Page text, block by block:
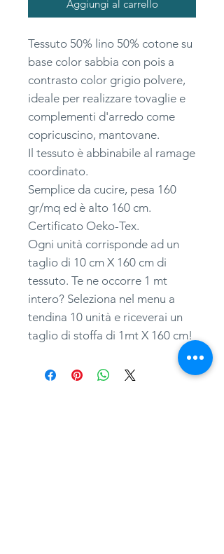
Aggiungi al carrello
Tessuto 50% lino 50% cotone su
base color sabbia con pois a
contrasto color grigio polvere,
ideale per realizzare tovaglie e
complementi d'arredo come
copricuscino, mantovane.
Il tessuto è abbinabile al ramage
coordinato.
Semplice da cucire, pesa 160
gr/mq ed è alto 160 cm.
Certificato Oeko-Tex.
Ogni unità corrisponde ad un
taglio di 10 cm X 160 cm di
tessuto. Te ne occorre 1 mt
intero? Seleziona nel menu a
tendina 10 unità e riceverai un
taglio di stoffa di 1mt X 160 cm!